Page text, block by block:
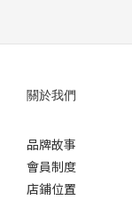
關於我們
品牌故事
會員制度
店鋪位置